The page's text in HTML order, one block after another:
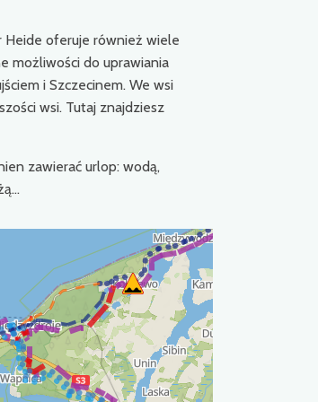
Heide oferuje również wiele
możliwości do uprawiania
i Szczecinem. We wsi
wsi. Tutaj znajdziesz
zawierać urlop: wodą,